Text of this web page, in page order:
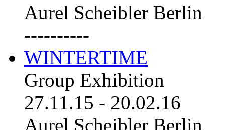
Aurel Scheibler Berlin
----------
WINTERTIME
Group Exhibition
27.11.15 - 20.02.16
Aurel Scheibler Berlin